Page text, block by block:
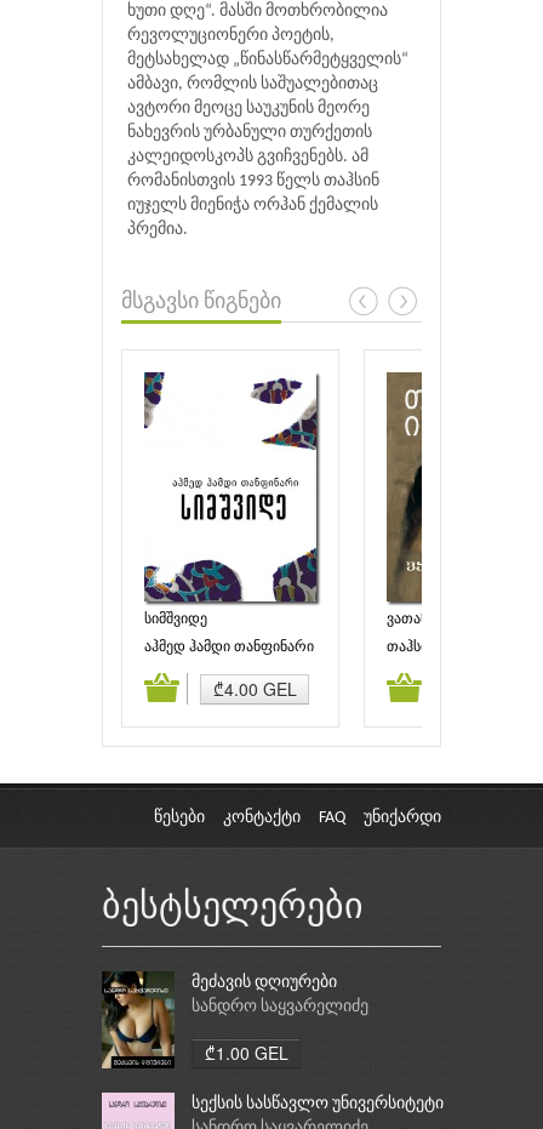
ხუთი დღე“. მასში მოთხრობილია
რევოლუციონერი პოეტის,
მეტსახელად „წინასწარმეტყველის“
ამბავი, რომლის საშუალებითაც
ავტორი მეოცე საუკუნის მეორე
ნახევრის ურბანული თურქეთის
კალეიდოსკოპს გვიჩვენებს. ამ
რომანისთვის 1993 წელს თაჰსინ
იუჯელს მიენიჭა ორჰან ქემალის
პრემია.
მსგავსი წიგნები
სიმშვიდე
აჰმედ ჰამდი თანფინარი
₾4.00 GEL
ვათანდაში
თაჰსინ იუჯელი
კალათაში დამატება კალათაში
წესები კონტაქტი FAQ უნიქარდი
ბესტსელერები
მეძავის დღიურები
სანდრო საყვარელიძე
₾1.00 GEL
სექსის სასწავლო უნივერსიტეტი